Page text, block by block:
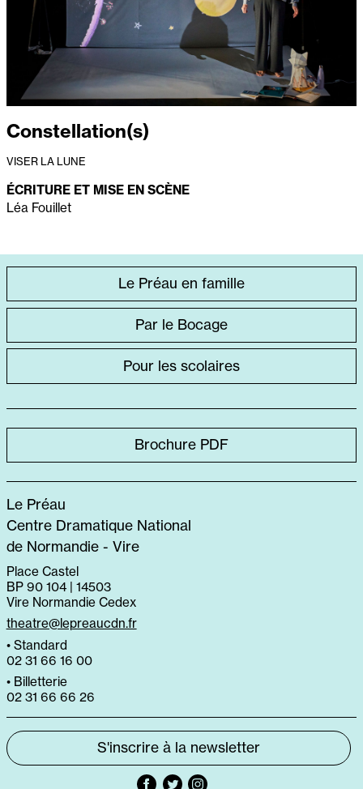
Constellation(s)
VISER LA LUNE
ÉCRITURE ET MISE EN SCÈNE
Léa Fouillet
DIRECT
Le Préau en famille
Par le Bocage
Pour les scolaires
Brochure PDF
Le Préau
Centre Dramatique National
de Normandie - Vire
Place Castel
BP 90 104 | 14503
Vire Normandie Cedex
theatre@lepreaucdn.fr
• Standard
02 31 66 16 00
• Billetterie
02 31 66 66 26
S'inscrire à la newsletter